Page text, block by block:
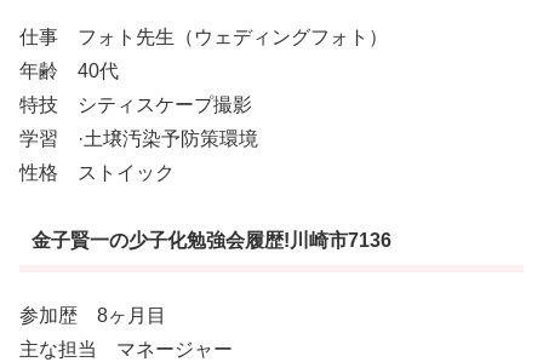
仕事 フォト先生（ウェディングフォト）
年齢 40代
特技 シティスケープ撮影
学習 ·土壌汚染予防策環境
性格 ストイック
金子賢一の少子化勉強会履歴!川崎市7136
参加歴 8ヶ月目
主な担当 マネージャー